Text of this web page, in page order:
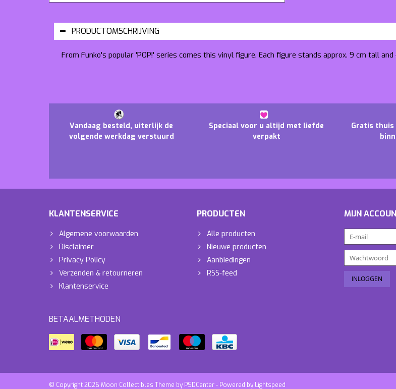
PRODUCTOMSCHRIJVING
From Funko's popular 'POP!' series comes this vinyl figure. Each figure stands approx. 9 cm tall and
Vandaag besteld, uiterlijk de
volgende werkdag verstuurd
Speciaal voor u altijd met liefde
verpakt
Gratis thuis
KLANTENSERVICE
Algemene voorwaarden
Disclaimer
Privacy Policy
Verzenden & retourneren
Klantenservice
PRODUCTEN
Alle producten
Nieuwe producten
Aanbiedingen
RSS-feed
MIJN
BETAALMETHODEN
© Copyright 2026 Moon Collectibles Theme by PSDCenter- Powered by Lightspeed